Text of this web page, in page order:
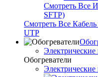
Смотреть Все
SFTP)
Смотреть Все
UTP
Электрические
Обогреватели
Электрические